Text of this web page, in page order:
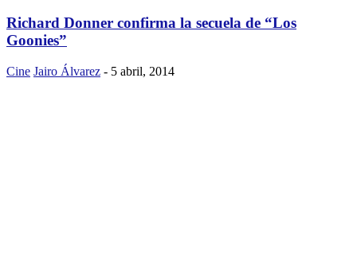
Richard Donner confirma la secuela de “Los
Goonies”
Cine Jairo Álvarez - 5 abril, 2014